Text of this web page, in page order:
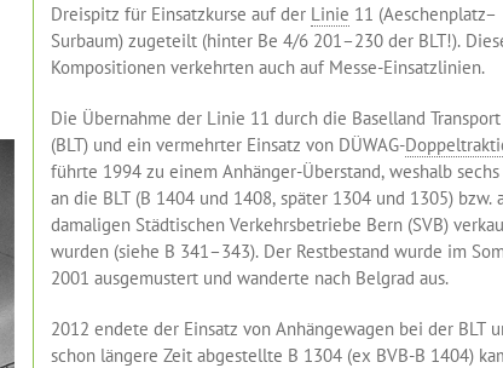
Dreispitz für Einsatzkurse auf der Linie 11 (Aeschenplatz–
Surbaum) zugeteilt (hinter Be 4/6 201–230 der BLT!).
Kompositionen verkehrten auch auf Messe-Einsatzlinien.
Die Übernahme der Linie 11 durch die Baselland Transport
(BLT) und ein vermehrter Einsatz von DÜWAG-
führte 1994 zu einem Anhänger-Überstand, weshalb sechs
an die BLT (B 1404 und 1408, später 1304 und 1305) bzw.
damaligen Städtischen Verkehrsbetriebe Bern (SVB)
wurden (siehe B 341–343). Der Restbestand wurde im
2001 ausgemustert und wanderte nach Belgrad aus.
2012 endete der Einsatz von Anhängewagen bei der BLT
schon längere Zeit abgestellte B 1304 (ex BVB-B 1404)